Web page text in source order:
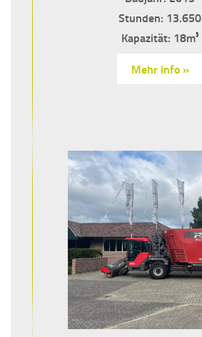
Stunden: 13.650
Kapazität: 18m³
Mehr info »